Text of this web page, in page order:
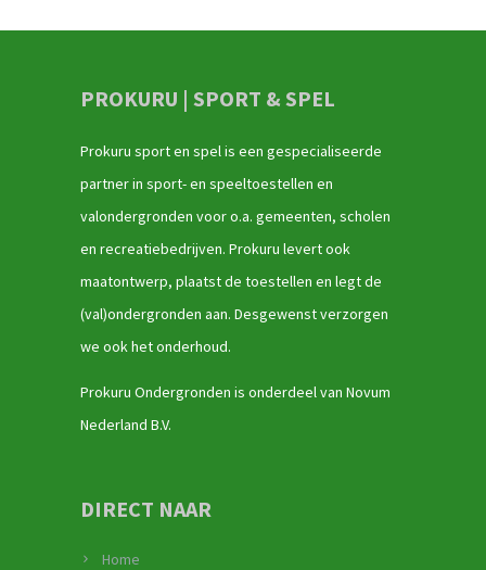
PROKURU | SPORT & SPEL
Prokuru sport en spel is een gespecialiseerde
partner in sport- en speeltoestellen en
valondergronden voor o.a. gemeenten, scholen
en recreatiebedrijven. Prokuru levert ook
maatontwerp, plaatst de toestellen en legt de
(val)ondergronden aan. Desgewenst verzorgen
we ook het onderhoud.
Prokuru Ondergronden is onderdeel van Novum
Nederland B.V.
DIRECT NAAR
Home